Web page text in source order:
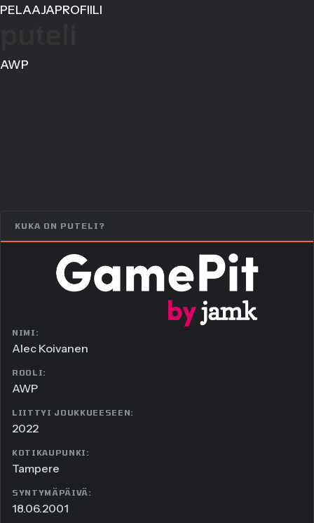
PELAAJAPROFIILI
AWP
KUKA ON PUTELI?
NIMI:
Alec Koivanen
ROOLI:
AWP
LIITTYI JOUKKUEESEEN:
2022
KOTIKAUPUNKI:
Tampere
SYNTYMÄPÄIVÄ:
18.06.2001